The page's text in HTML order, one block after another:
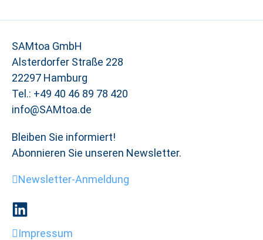
SAMtoa GmbH
Alsterdorfer Straße 228
22297 Hamburg
Tel.: +49 40 46 89 78 420
info@SAMtoa.de
Bleiben Sie informiert!
Abonnieren Sie unseren Newsletter.
Newsletter-Anmeldung
Impressum